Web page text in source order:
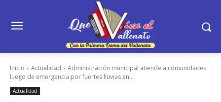
Inicio Actualidad
Administración municipal atiende a comunidades
luego de emergencia por fuertes lluvias en...
Actualidad